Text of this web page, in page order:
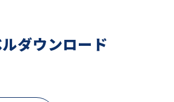
ダウンロード